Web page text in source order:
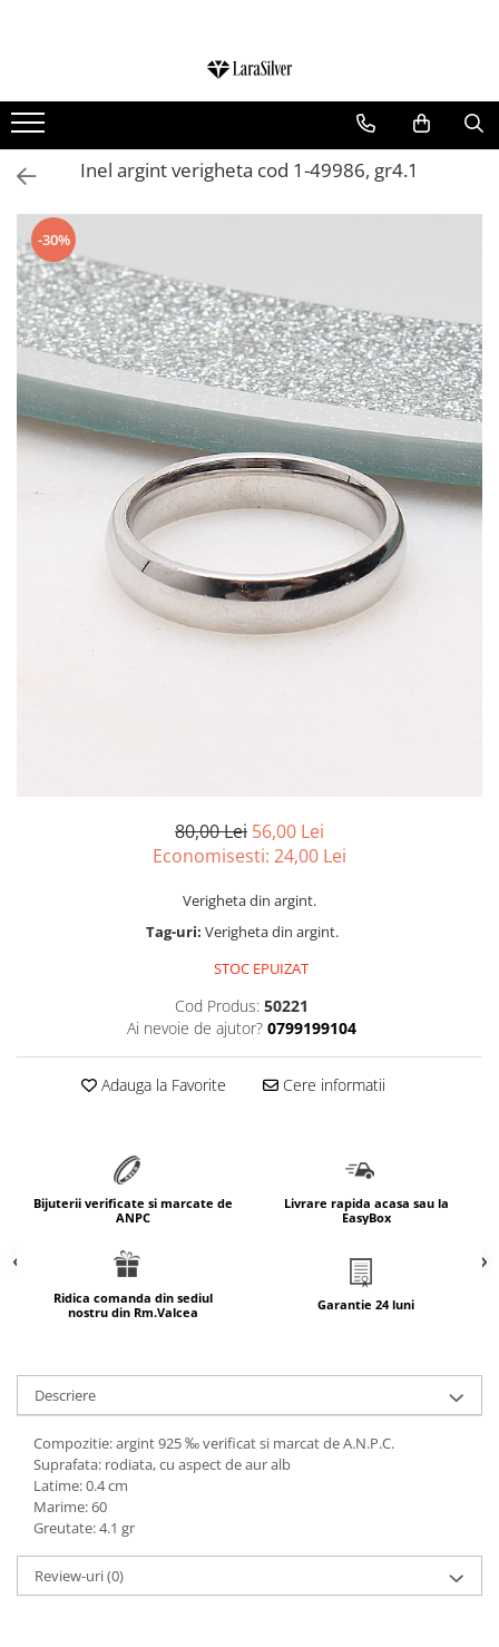
CERCEI ARGINT
BRATARI ARGINT
COLIERE ARGINT
LANTISOARE ARGINT
CRUCIULITE SI ICONITE ARGINT
PANDANTIVE ARGINT
BROSE ARGINT
VERIGHETE ARGINT
BIJUTERII ARGINT PENTRU COPII
BIJUTERII ARGINT PENTRU BARBATI
INELE ARGINT
marime reglabila
marimea 66
SETURI ARGINT
marime reglabila
marimea 51
marimea 52
marimea 54
marimea 55
marimea 56
marimea 57
marimea 58
marimea 59
marimea 61
Inel argint verigheta cod 1-49986, gr4.1
-30%
80,00 Lei 56,00 Lei
Economisesti: 24,00 Lei
Verigheta din argint.
Tag-uri: Verigheta din argint.
STOC EPUIZAT
Cod Produs: 50221
Ai nevoie de ajutor? 0799199104
Adauga la Favorite Cere informatii
Bijuterii verificate si marcate de
ANPC
Livrare rapida acasa sau la
EasyBox
Ridica comanda din sediul
nostru din Rm.Valcea
Garantie 24 luni
Descriere
Compozitie: argint 925 ‰ verificat si marcat de A.N.P.C.
Suprafata: rodiata, cu aspect de aur alb
Latime: 0.4 cm
Marime: 60
Greutate: 4.1 gr
Review-uri(0)